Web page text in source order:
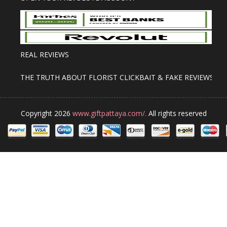
REAL REVIEWS
THE TRUTH ABOUT FLORIST CLICKBAIT & FAKE REVIEWS
Copyright 2026 www.giftpattaya.com/. All rights reserved